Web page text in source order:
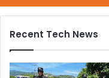
Recent Tech News